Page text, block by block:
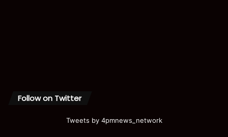
Follow on Twitter
Tweets by 4pmnews_network